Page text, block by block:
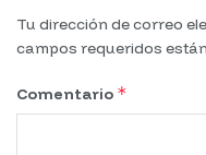
Tu dirección de correo
campos requeridos
Comentario *